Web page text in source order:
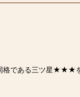
格である三ツ星★★★